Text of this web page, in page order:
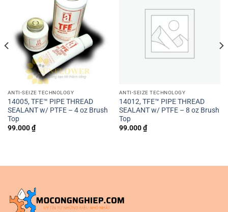
ANTI-SEIZE TECHNOLOGY
14005, TFE™ PIPE THREAD
SEALANT w/ PTFE – 4 oz Brush
Top
99.000₫
ANTI-SEIZE TECHNOLOGY
14012, TFE™ PIPE THREAD
SEALANT w/ PTFE – 8 oz Brush
Top
99.000₫